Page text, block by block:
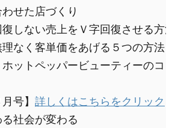
せた店づくり
復しない売上をＶ字回復させる方法
理なく客単価をあげる５つの方法
ホットペッパービューティーのコ
号】 詳しくはこちらをクリック
る社会が変わる